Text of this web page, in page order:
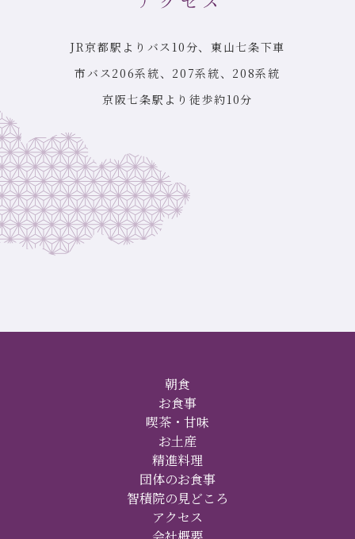
JR京都駅よりバス10分、東山七条下車
市バス206系統、207系統、208系統
京阪七条駅より徒歩約10分
朝食
お食事
喫茶・甘味
お土産
精進料理
団体のお食事
智積院の見どころ
アクセス